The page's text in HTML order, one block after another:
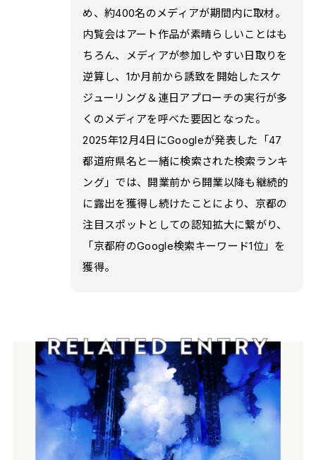
め、約400名のメディアが期間内に取材。
内覧会はアート作品が素晴らしいことはも
ちろん、メディアが参加しやすい日取りを
逆算し、1か月前から誘致を開始したスケ
ジューリング＆連日アプローチの実行が多
くのメディアを呼べた要因となった。
2025年12月4日にGoogleが発表した「47
都道府県名と一緒に検索された検索ランキ
ング」では、開業前から開業以降も継続的
に露出を獲得し続けたことにより、京都の
注目スポットとしての認知拡大に繋がり、
「京都府のGoogle検索キーワード1位」を
獲得。